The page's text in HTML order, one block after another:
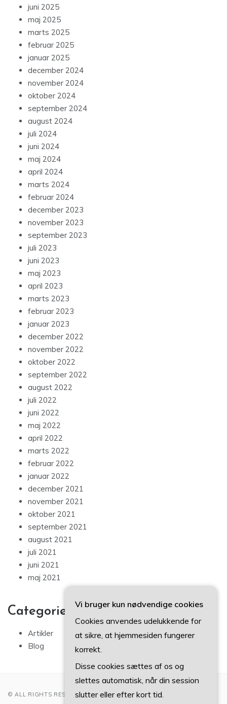
juni 2025
maj 2025
marts 2025
februar 2025
januar 2025
december 2024
november 2024
oktober 2024
september 2024
august 2024
juli 2024
juni 2024
maj 2024
april 2024
marts 2024
februar 2024
december 2023
november 2023
september 2023
juli 2023
juni 2023
maj 2023
april 2023
marts 2023
februar 2023
januar 2023
december 2022
november 2022
oktober 2022
september 2022
august 2022
juli 2022
juni 2022
maj 2022
april 2022
marts 2022
februar 2022
januar 2022
december 2021
november 2021
oktober 2021
september 2021
august 2021
juli 2021
juni 2021
maj 2021
Categories
Artikler
Blog
© ALL RIGHTS RESERVED 2022
Vi bruger kun nødvendige cookies
Cookies anvendes udelukkende for
at sikre, at hjemmesiden fungerer
korrekt.
Disse cookies sættes af os og
slettes automatisk, når din session
slutter eller efter kort tid.